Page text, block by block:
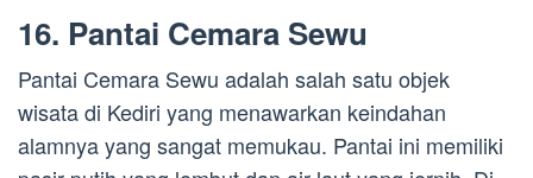
16. Pantai Cemara Sewu
Pantai Cemara Sewu adalah salah satu objek
wisata di Kediri yang menawarkan keindahan
alamnya yang sangat memukau. Pantai ini memiliki